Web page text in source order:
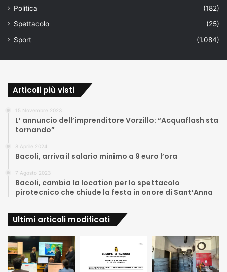
Politica
(182)
Spettacolo
(25)
Sport
(1.084)
Articoli più visti
15 Novembre 2023
L’ annuncio dell’imprenditore Vorzillo: “Acquaflash sta
tornando”
8 Aprile 2024
Bacoli, arriva il salario minimo a 9 euro l’ora
7 Agosto 2023
Bacoli, cambia la location per lo spettacolo
pirotecnico che chiude la festa in onore di Sant’Anna
Ultimi articoli modificati